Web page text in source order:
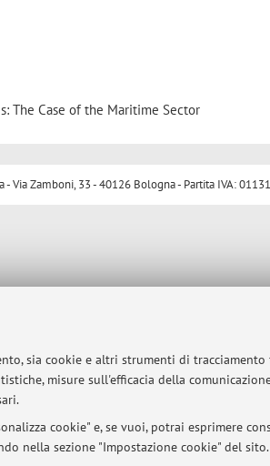
sia cookie e altri strumenti di
misure sull'efficacia della
cookie" e, se vuoi, potrai esprimere
nella sezione "Impostazione cookie" del sito.
The Case of the Maritime Sector
Via Zamboni, 33 - 40126 Bologna - Partita IVA: